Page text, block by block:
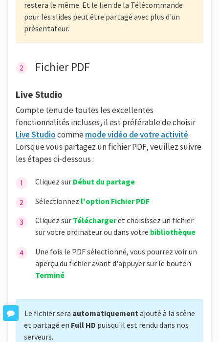
restera le même. Et le lien de la Télécommande
pour les slides peut être partagé avec plus d'un
présentateur.
Fichier PDF
Live Studio
Compte tenu de toutes les excellentes
fonctionnalités incluses, il est préférable de choisir
Live Studiocomme mode vidéo de votre activité.
Lorsque vous partagez un fichier PDF, veuillez suivre
les étapes ci-dessous :
Cliquez sur Début du partage
Sélectionnez l'option Fichier PDF
Cliquez sur Téléchargeret choisissez un fichier
sur votre ordinateur ou dans votre bibliothèque
Une fois le PDF sélectionné, vous pourrez voir un
aperçu du fichier avant d'appuyer sur le bouton
Terminé
Le fichier sera automatiquement ajouté à la scène
et partagé en Full HD puisqu'il est rendu dans nos
serveurs.